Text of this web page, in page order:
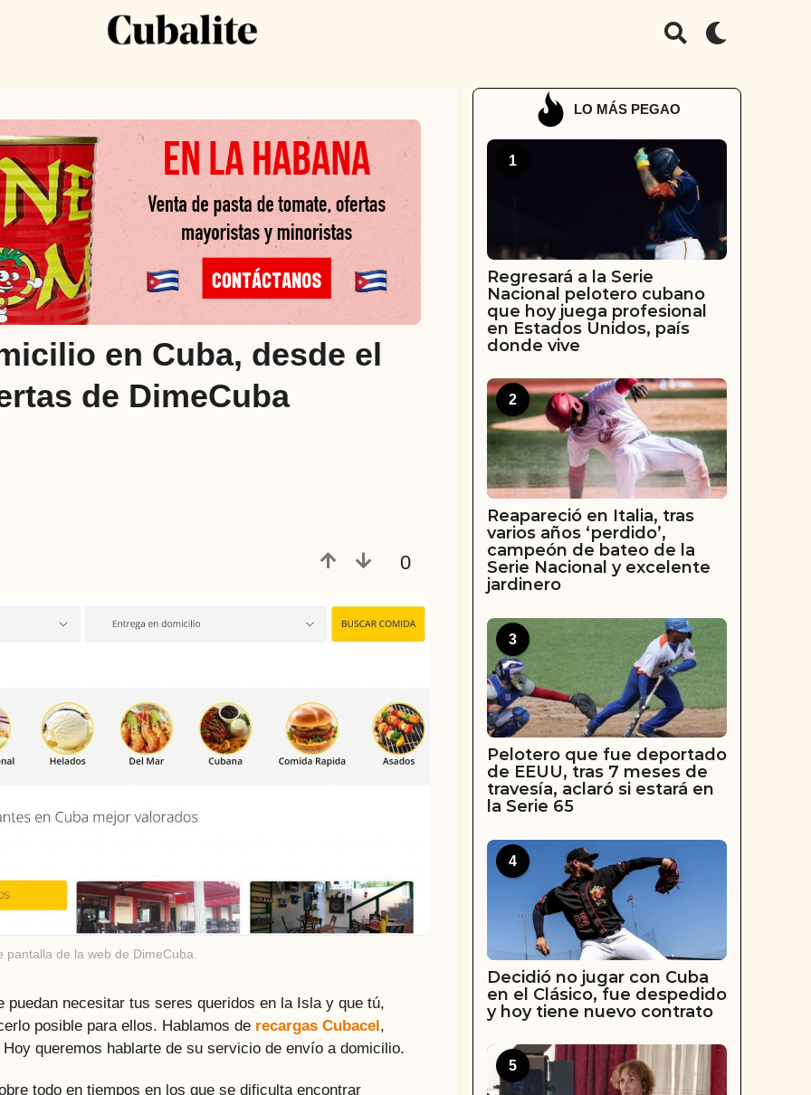
en Cuba, desde el
de DimeCuba
0
pantalla de la web de DimeCuba.
necesitar tus seres queridos en la Isla y que tú,
posible para ellos. Hablamos de recargas Cubacel ,
Hoy queremos hablarte de su servicio de envío a domicilio.
todo en tiempos en los que se dificulta encontrar
LO MÁS PEGAO
1
Regresará a la Serie
Nacional pelotero cubano
que hoy juega profesional
en Estados Unidos, país
donde vive
2
Reapareció en Italia, tras
varios años ‘perdido’,
campeón de bateo de la
Serie Nacional y excelente
jardinero
3
Pelotero que fue deportado
de EEUU, tras 7 meses de
travesía, aclaró si estará en
la Serie 65
4
Decidió no jugar con Cuba
en el Clásico, fue despedido
y hoy tiene nuevo contrato
5